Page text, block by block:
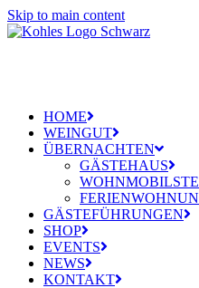
Skip to main content
HOME
WEINGUT
ÜBERNACHTEN
GÄSTEHAUS
GÄSTEFÜHRUNGEN
SHOP
EVENTS
NEWS
KONTAKT